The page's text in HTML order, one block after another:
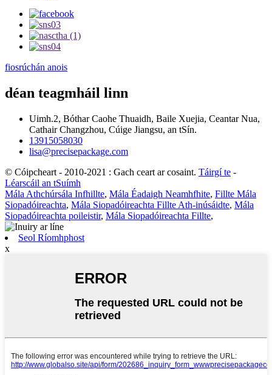
fiosrúchán anois
déan teagmháil linn
Uimh.2, Bóthar Caohe Thuaidh, Baile Xuejia, Ceantar Nua,
Cathair Changzhou, Cúige Jiangsu, an tSín.
13915058030
lisa@precisepackage.com
© Cóipcheart - 2010-2021 : Gach ceart ar cosaint. Táirgí te -
Léarscáil an tSuímh
Mála Athchúrsála Infhillte, Mála Éadaigh Neamhfhite, Fillte Mála
Siopadóireachta, Mála Siopadóireachta Fillte Ath-inúsáidte, Mála
Siopadóireachta poileistir, Mála Siopadóireachta Fillte,
Seol Ríomhphost
x